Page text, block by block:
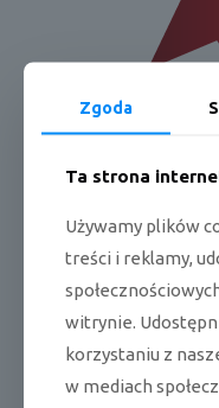
*4-stronny wylot
*wentylator Full 3D Turbo
*wysokowydajny
Zgoda
Ta strona
Używamy plików
treści i reklamy,
witrynie.
korzystaniu z
w mediach